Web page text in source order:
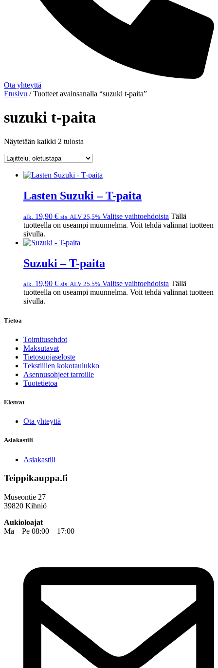
Ota yhteyttä
Etusivu / Tuotteet avainsanalla “suzuki t-paita”
suzuki t-paita
Näytetään kaikki 2 tulosta
Lasten Suzuki – T-paita
alk. 19,90 € sis. ALV 25,5% Valitse vaihtoehdoista Tällä
tuotteella on useampi muunnelma. Voit tehdä valinnat tuotteen
sivulla.
Suzuki – T-paita
alk. 19,90 € sis. ALV 25,5% Valitse vaihtoehdoista Tällä
tuotteella on useampi muunnelma. Voit tehdä valinnat tuotteen
sivulla.
Tietoa
Toimitusehdot
Maksutavat
Tietosuojaseloste
Tekstiilien kokotaulukko
Asennusohjeet tarroille
Tuotetietoa
Ekstrat
Ota yhteyttä
Asiakastili
Asiakastili
Teippikauppa.fi
Museontie 27
39820 Kihniö
Aukioloajat
Ma – Pe 08:00 – 17:00